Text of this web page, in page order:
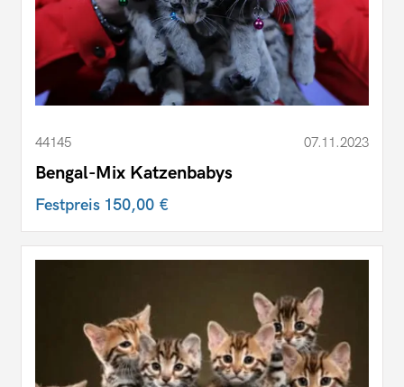
44145 07.11.2023
Bengal-Mix Katzenbabys
Festpreis 150,00 €